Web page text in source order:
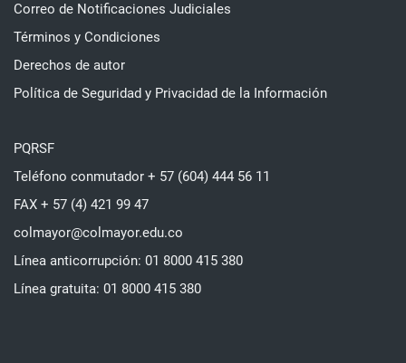
Correo de Notificaciones Judiciales
Términos y Condiciones
Derechos de autor
Política de Seguridad y Privacidad de la Información
PQRSF
Teléfono conmutador + 57 (604) 444 56 11
FAX + 57 (4) 421 99 47
colmayor@colmayor.edu.co
Línea anticorrupción: 01 8000 415 380
Línea gratuita: 01 8000 415 380